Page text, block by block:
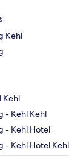
Kehl
Kehl
- Kehl Kehl
- Kehl Hotel
- Kehl Hotel Kehl